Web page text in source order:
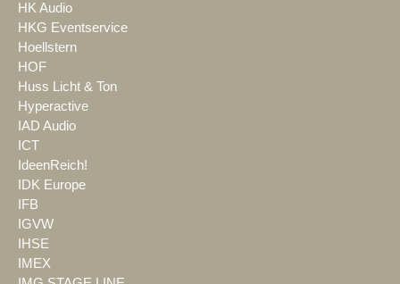
HK Audio
HKG Eventservice
Hoellstern
HOF
Huss Licht & Ton
Hyperactive
IAD Audio
ICT
IdeenReich!
IDK Europe
IFB
IGVW
IHSE
IMEX